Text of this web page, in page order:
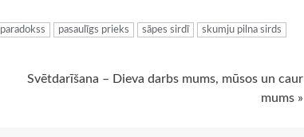
paradokss pasaulīgs prieks sāpes sirdī
skumju pilna sirds
Svētdarīšana – Dieva darbs mums, mūsos un caur
mums »